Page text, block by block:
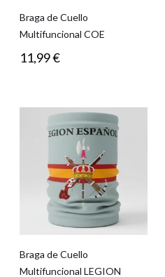
Braga de Cuello
Multifuncional COE
11,99€
Braga de Cuello
Multifuncional LEGION